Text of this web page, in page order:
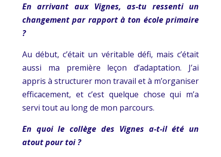
En arrivant aux Vignes, as-tu ressenti un
changement par rapport à ton école primaire
?
Au début, c’était un véritable défi, mais c’était
aussi ma première leçon d’adaptation. J’ai
appris à structurer mon travail et à m’organiser
efficacement, et c’est quelque chose qui m’a
servi tout au long de mon parcours.
En quoi le collège des Vignes a-t-il été un
atout pour toi ?